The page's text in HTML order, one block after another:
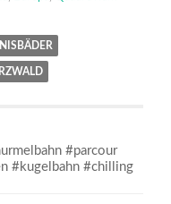
#parcour
#kugelbahn #chilling